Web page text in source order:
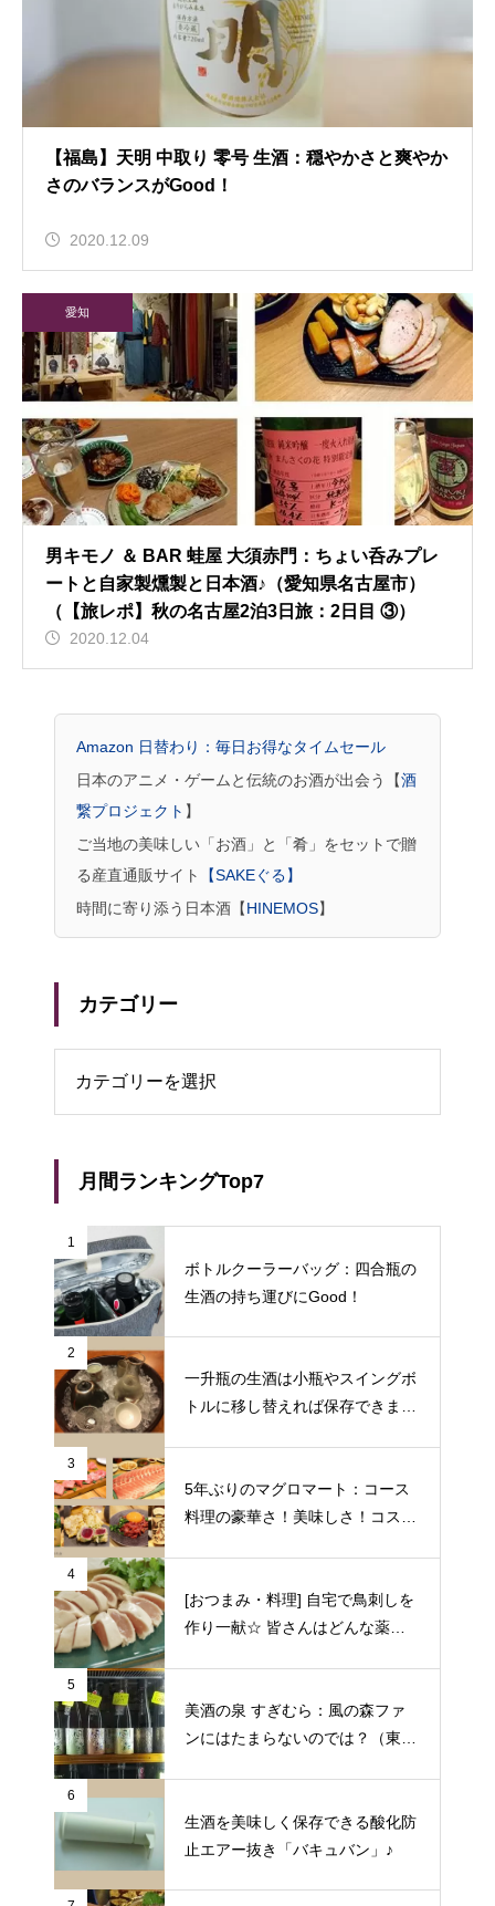
【福島】天明 中取り 零号 生酒：穏やかさと爽やか
さのバランスがGood！
2020.12.09
愛知
男キモノ ＆ BAR 蛙屋 大須赤門：ちょい呑みプレ
ートと自家製燻製と日本酒♪（愛知県名古屋市）
（【旅レポ】秋の名古屋2泊3日旅：2日目 ③）
2020.12.04
Amazon 日替わり：毎日お得なタイムセール
日本のアニメ・ゲームと伝統のお酒が出会う【酒
繋プロジェクト 】
ご当地の美味しい「お酒」と「肴」をセットで贈
る産直通販サイト
【SAKEぐる】
時間に寄り添う日本酒【HINEMOS】
カテゴリー
月間ランキングTop7
1
ボトルクーラーバッグ：四合瓶の
生酒の持ち運びにGood！
2
一升瓶の生酒は小瓶やスイングボ
トルに移し替えれば保存できます
3
5年ぶりのマグロマート：コース
料理の豪華さ！美味しさ！コスパ
4
[おつまみ・料理] 自宅で鳥刺しを
作り一献☆ 皆さんはどんな薬味
5
美酒の泉 すぎむら：風の森ファ
ンにはたまらないのでは？（東京
6
生酒を美味しく保存できる酸化防
止エアー抜き「バキュバン」♪